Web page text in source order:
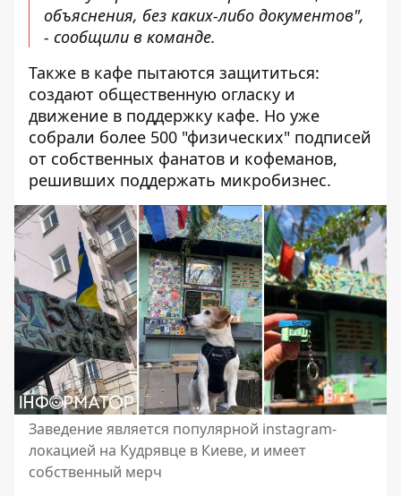
объяснения, без каких-либо документов",
- сообщили в команде.
Также в кафе пытаются защититься:
создают общественную огласку и
движение в поддержку кафе. Но уже
собрали более 500 "физических" подписей
от собственных фанатов и кофеманов,
решивших поддержать микробизнес.
Заведение является популярной instagram-
локацией на Кудрявце в Киеве, и имеет
собственный мерч